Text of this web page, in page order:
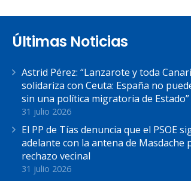
Últimas Noticias
Astrid Pérez: “Lanzarote y toda
solidariza con Ceuta: España no
sin una política migratoria de Estado”
31 julio 2026
El PP de Tías denuncia que el PSOE
adelante con la antena de Masdache
rechazo vecinal
31 julio 2026